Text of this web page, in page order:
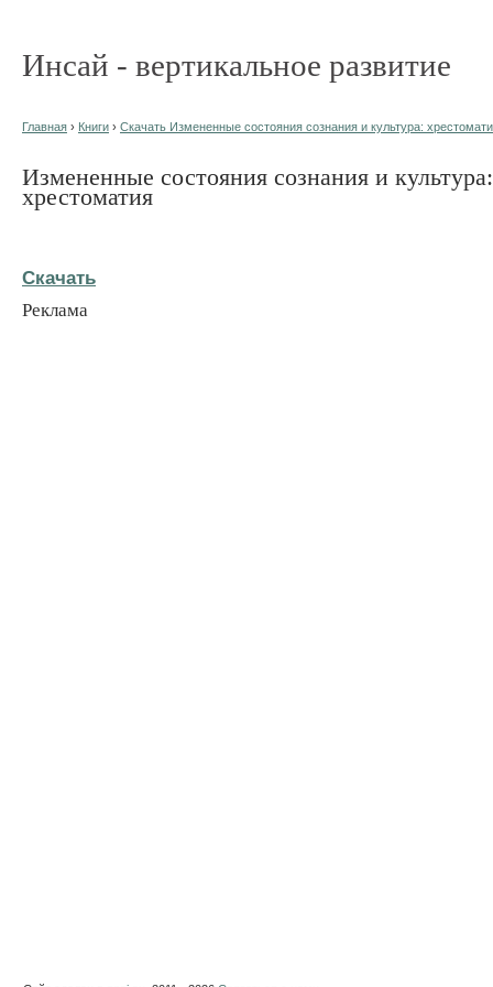
Инсай - вертикальное развитие
Главная › Книги › Скачать Измененные состояния сознания и культура:
Измененные состояния сознания и культура:
хрестоматия
Скачать
Реклама